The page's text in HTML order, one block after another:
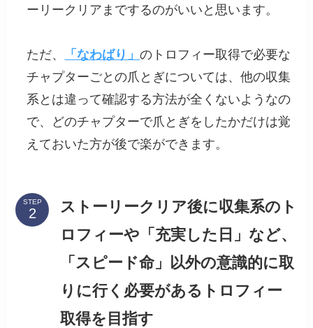
ーリークリアまでするのがいいと思います。
ただ、 「なわばり」のトロフィー取得で必要な
チャプターごとの爪とぎについては、他の収集
系とは違って確認する方法が全くないようなの
で、どのチャプターで爪とぎをしたかだけは覚
えておいた方が後で楽ができます。
STEP
ストーリークリア後に収集系のト
ロフィーや「充実した日」など、
「スピード命」以外の意識的に取
りに行く必要があるトロフィー
取得を目指す